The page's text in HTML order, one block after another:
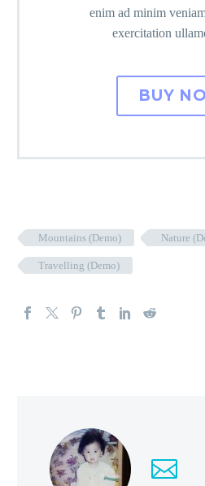
enim ad minim
exercitation
BUY
Mountains (Demo) Nature
Travelling (Demo)